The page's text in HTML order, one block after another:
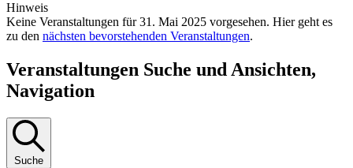
Hinweis
Keine Veranstaltungen für 31. Mai 2025 vorgesehen. Hier geht es
zu den nächsten bevorstehenden Veranstaltungen.
Veranstaltungen Suche und Ansichten,
Navigation
Suche